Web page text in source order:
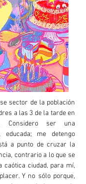
sector de la población
a las 3 de la tarde en
Considero ser una
educada; me detengo
a punto de cruzar la
contrario a lo que se
caótica ciudad, para mí,
Y no sólo porque,